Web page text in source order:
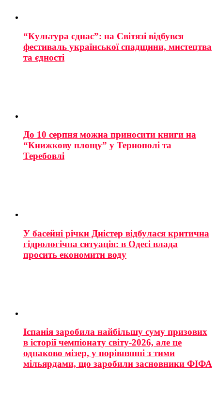
“Культура єднає”: на Світязі відбувся
фестиваль української спадщини, мистецтва
та єдності
До 10 серпня можна приносити книги на
“Книжкову площу” у Тернополі та
Теребовлі
У басейні річки Дністер відбулася критична
гідрологічна ситуація: в Одесі влада
просить економити воду
Іспанія заробила найбільшу суму призових
в історії чемпіонату світу-2026, але це
однаково мізер, у порівнянні з тими
мільярдами, що заробили засновники ФІФА